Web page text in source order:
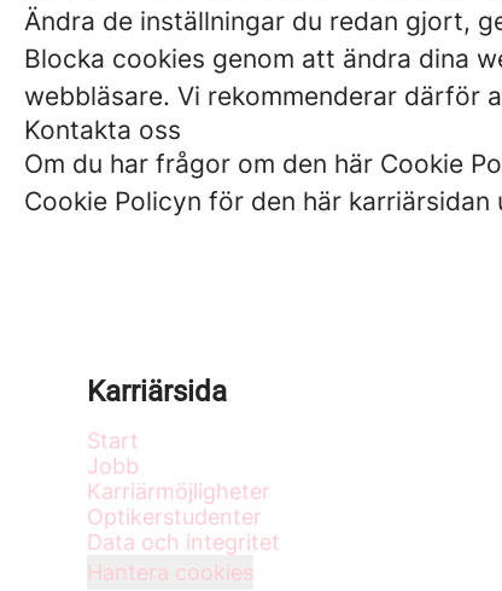
Ändra de inställningar du redan gjort,
Blocka cookies genom att ändra dina
webbläsare. Vi rekommenderar därför
Kontakta oss
Om du har frågor om den här Cookie
Cookie Policyn för den här
Karriärsida
Start
Jobb
Karriärmöjligheter
Optikerstudenter
Data och integritet
Hantera cookies